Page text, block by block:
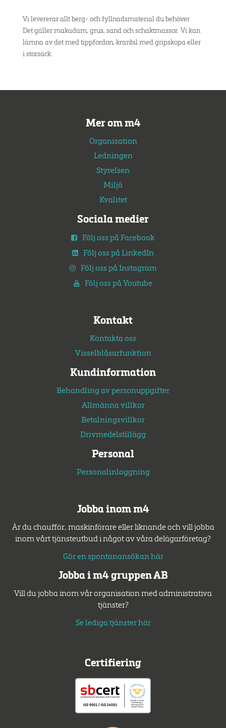
Vi levererar allt berg- och fyllnadsmaterial du behöver .
Det gäller makadam, grus, sand och schaktmassor. Vi kan
lämna av det med tippfordon, kranbil med gripskopa eller
i storsäck.
Mer om m4
Organisation
Ledningen
Styrelsen
Miljö
Kvalitet
Sociala medier
Följ oss på Facebook
Följ oss på LinkedIn
Följ oss på Instagram
Följ oss på Youtube
Kontakt
Kontakta oss
Visselblåsarfunktion
Kundinformation
Behandling av personuppgifter
Allmänna villkor
Betalningsvillkor
Drivmedelstillägg
Personal
Personalinloggning
Jobba inom m4
Är du chaufför, maskinförare eller liknande och vill jobba
inom vårt tjänsteutbud i något av våra delägarföretag?
Gör en spontanansökan här
Jobba i m4 gruppen AB
Vill du jobba inom vår organisation med administrativa
tjänster?
Se lediga tjänster här
Certifiering